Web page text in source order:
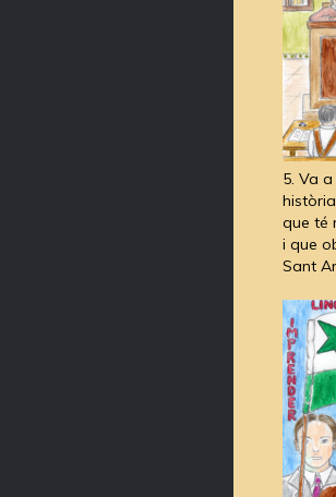
5. Va
història
que té
i que
Sant